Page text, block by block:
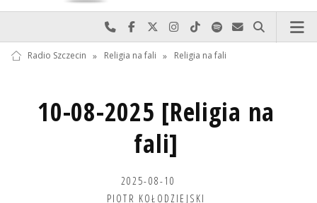
Najlepiej po prostu do nas zadzwoń
Odwiedź nas na Facebook-u
Odwiedź nas na X
Odwiedź nas na Instagram-ie
Odwiedź nas na TikTok-u
Szukaj nas na Spotify
Wyślij do nas
Szukaj
Radio Szczecin » Religia na fali » Religia na fali
10-08-2025 [Religia na
fali]
2025-08-10
PIOTR KOŁODZIEJSKI